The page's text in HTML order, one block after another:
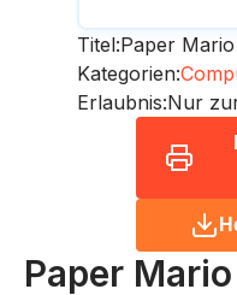
Titel:Paper Mario
Kategorien:
Erlaubnis:Nur
Paper Mario